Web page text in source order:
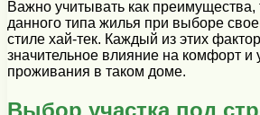
Важно учитывать как преимущества,
данного типа жилья при выборе
стиле хай-тек. Каждый из этих
значительное влияние на комфорт и
проживания в таком доме.
Выбор участка под